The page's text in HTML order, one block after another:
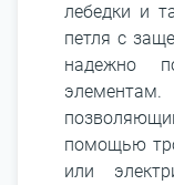
лебедки и
петля с
надежно
помощью
или